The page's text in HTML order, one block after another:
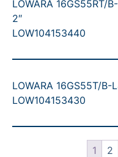
LOWARA 16GS55RT/
2″
LOW104153440
LOWARA 16GS55T/
LOW104153430
1 2